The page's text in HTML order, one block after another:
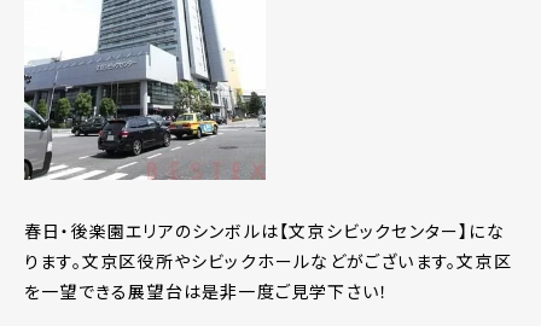
春日・後楽園エリアのシンボルは【文京シビックセンター】にな
ります。文京区役所やシビックホールなどがございます。文京区
を一望できる展望台は是非一度ご見学下さい！